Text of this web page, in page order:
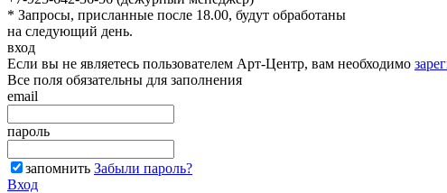
* Запросы, присланные после 18.00, будут обработаны
на следующий день.
вход
Если вы не являетесь пользователем Арт-Центр, вам необходимо
Все поля обязательны для заполнения
email
пароль
запомнить Забыли пароль?
Вход